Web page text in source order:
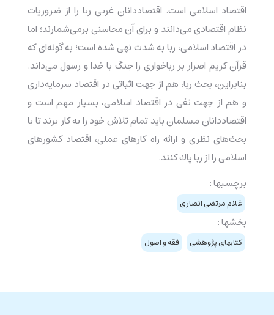
اقتصاد اسلامی است. اقتصاددانان غربی ربا را از ضروریات
نظام اقتصادی می‌دانند و برای آن محاسنی برمی‌شمارند؛ اما
در اقتصاد اسلامی، ربا به شدت نهی شده است؛ به گونه‌ای كه
قرآن كریم اصرار بر رباخواری را جنگ با خدا و رسول می‌داند.
بنابراین، بحث ربا، هم از جهت اثباتی در اقتصاد سرمایه‌داری
و هم از جهت نفی در اقتصاد اسلامی، بسیار مهم است و
اقتصاددانان مسلمان باید تمام تلاش خود را به كار برند تا با
بحث‌های نظری و ارائه راه كارهای عملی، اقتصاد كشورهای
اسلامی را از ربا پاك كنند.
برچسبها :
غلام مرتضی انصاری
بخشها :
کتابهای پژوهشی فقه و اصول